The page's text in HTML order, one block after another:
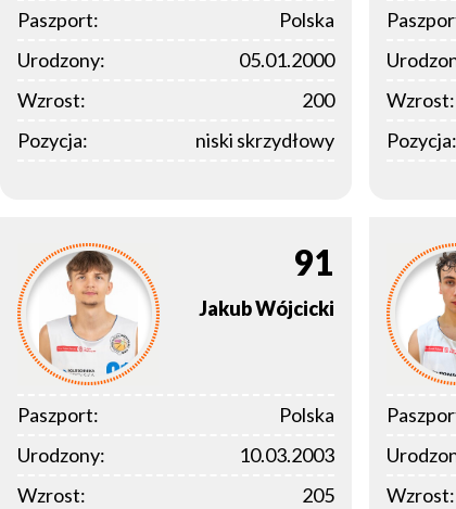
Paszport:
Polska
Urodzony:
05.01.2000
Wzrost:
200
Pozycja:
niski skrzydłowy
Wzrost:
Pozycja:
91
JakubWójcicki
Paszport:
Polska
Urodzony:
10.03.2003
Wzrost:
205
Wzrost: